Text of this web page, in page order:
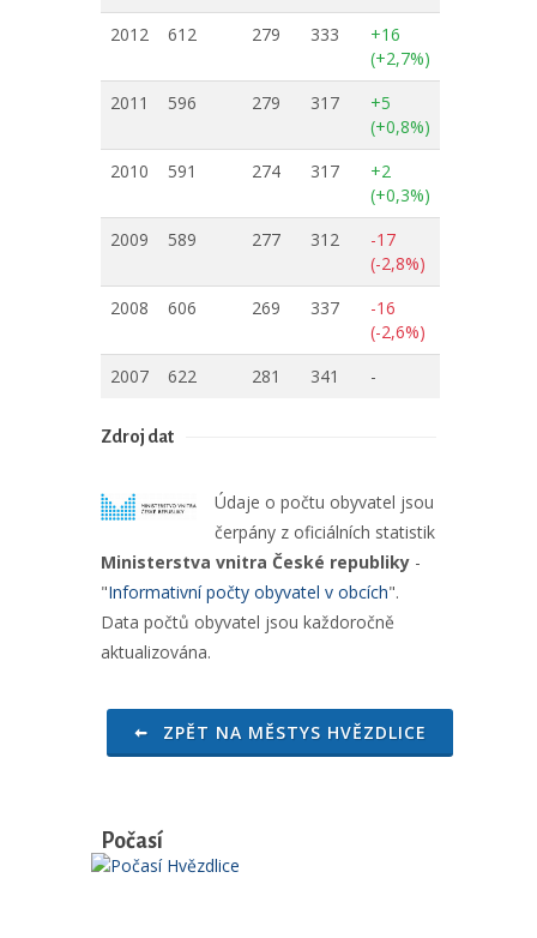
2012
612 279 333
+16
(+2,7%)
2011
596 279 317
+5
(+0,8%)
2010
591 274 317
+2
(+0,3%)
2009
589 277 312
-17
(-2,8%)
2008
606 269 337
-16
(-2,6%)
2007
622 281 341 -
Zdroj dat
Údaje o počtu obyvatel jsou
čerpány z oficiálních statistik
Ministerstva vnitra České republiky -
"Informativní počty obyvatel v obcích".
Data počtů obyvatel jsou každoročně
aktualizována.
ZPĚT NA MĚSTYS HVĚZDLICE
Počasí